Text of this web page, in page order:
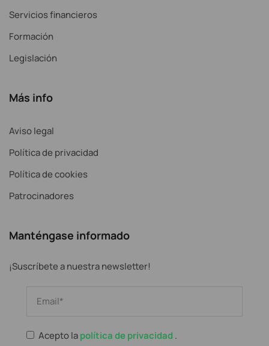
Servicios financieros
Formación
Legislación
Más info
Aviso legal
Política de privacidad
Política de cookies
Patrocinadores
Manténgase informado
¡Suscríbete a nuestra newsletter!
Acepto lapolítica de privacidad .